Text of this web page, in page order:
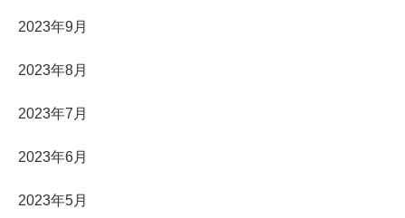
2023年9月
2023年8月
2023年7月
2023年6月
2023年5月